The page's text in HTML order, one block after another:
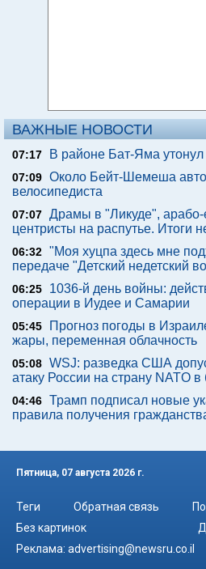
ВАЖНЫЕ НОВОСТИ
07:17 В районе Бат-Яма
07:09 Около Бейт-Шемеша
велосипедиста
07:07 Драмы в "Ликуде",
центристы на распутье. Итоги
06:32 "Моя хуцпа здесь мне
передаче "Детский недетский
06:25
1036-й день войны:
операции в Иудее и Самарии
05:45
Прогноз погоды в
жары, переменная облачность
05:08 WSJ: разведка США
атаку России на страну NATO
04:46 Трамп подписал новые
правила получения
Пятница, 07 августа 2026 г.
Теги Обратная связь
Без картинок
Реклама: advertising@newsru.co.il